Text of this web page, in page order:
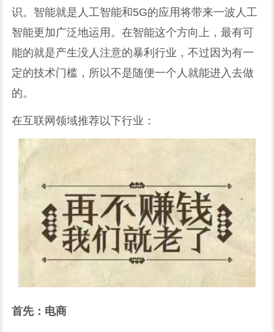
识。智能就是人工智能和5G的应用将带来一波人工
智能更加广泛地运用。在智能这个方向上，最有可
能的就是产生没人注意的暴利行业，不过因为有一
定的技术门槛，所以不是随便一个人就能进入去做
的。
在互联网领域推荐以下行业：
首先：电商